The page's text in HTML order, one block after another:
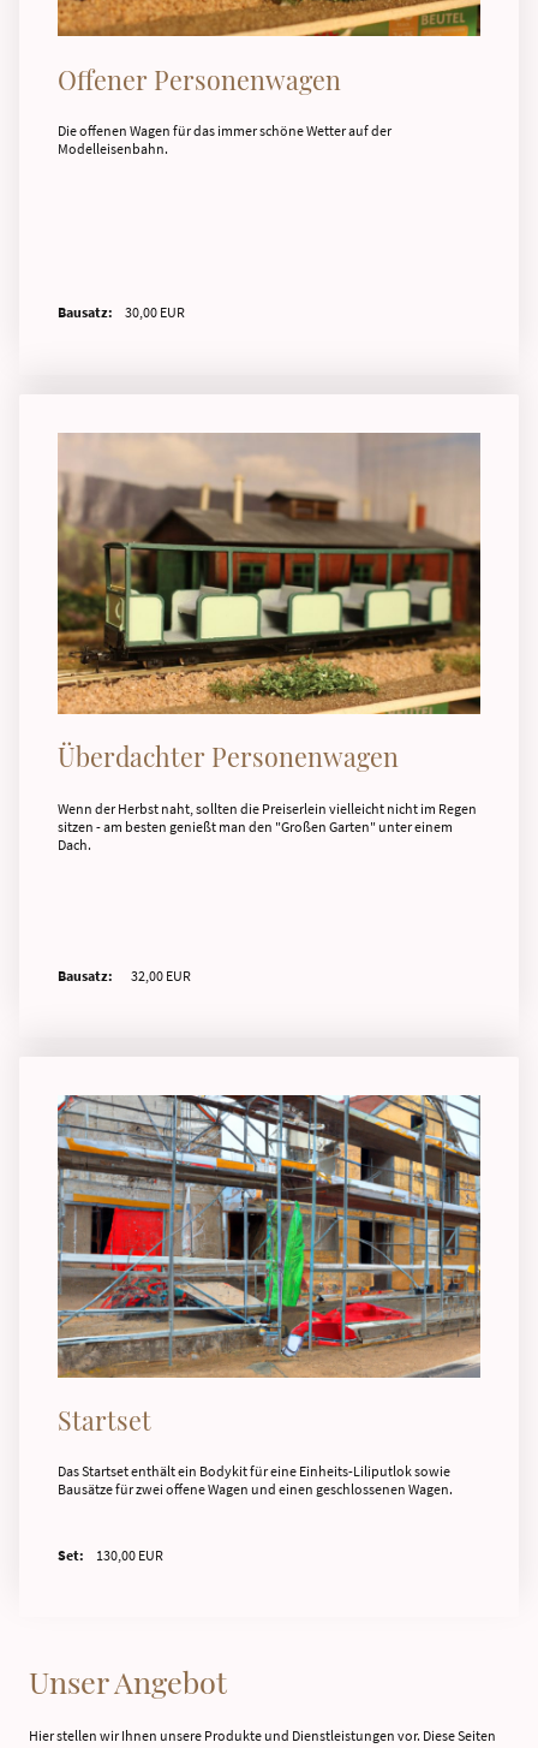
Offener Personenwagen
Die offenen Wagen für das immer schöne Wetter auf der
Modelleisenbahn.
Bausatz: 30,00 EUR
Überdachter Personenwagen
Wenn der Herbst naht, sollten die Preiserlein vielleicht nicht im Regen
sitzen - am besten genießt man den "Großen Garten" unter einem
Dach.
Bausatz: 32,00 EUR
Startset
Das Startset enthält ein Bodykit für eine Einheits-Liliputlok sowie
Bausätze für zwei offene Wagen und einen geschlossenen Wagen.
Set: 130,00 EUR
Unser Angebot
Hier stellen wir Ihnen unsere Produkte und Dienstleistungen vor. Diese Seiten